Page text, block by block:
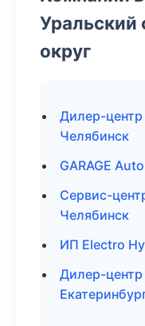
округ
Дилер-
Челябинск
GARAGE
Сервис-
Челябинск
ИП Electro
Дилер-